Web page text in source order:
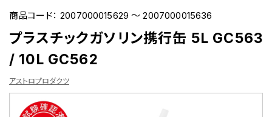
商品コード：2007000015629 ～ 2007000015636
プラスチックガソリン携行缶 5L GC563
/ 10L GC562
アストロプロダクツ